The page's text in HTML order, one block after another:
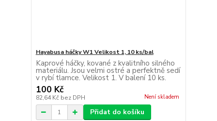
Hayabusa háčky W1 Velikost 1, 10 ks/bal
Kaprové háčky, kované z kvalitního silného
materiálu. Jsou velmi ostré a perfektně sedí
v rybí tlamce. Velikost 1. V balení 10 ks.
100 Kč
82,64 Kč bez DPH Není skladem
Přidat do košíku